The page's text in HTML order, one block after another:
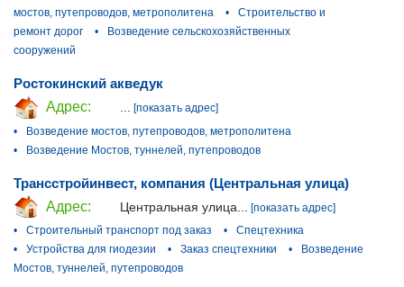
мостов, путепроводов, метрополитена
•
Строительство и
ремонт дорог
•
Возведение сельскохозяйственных
сооружений
Ростокинский акведук
Адрес:
[показать адрес]
•
Возведение мостов, путепроводов, метрополитена
•
Возведение Мостов, туннелей, путепроводов
Трансстройинвест, компания (Центральная улица)
Адрес:
Центральная улица...
[показать адрес]
•
Строительный транспорт под заказ •
Спецтехника
•
Устройства для гиодезии • Заказ спецтехники •
Возведение
Мостов, туннелей, путепроводов